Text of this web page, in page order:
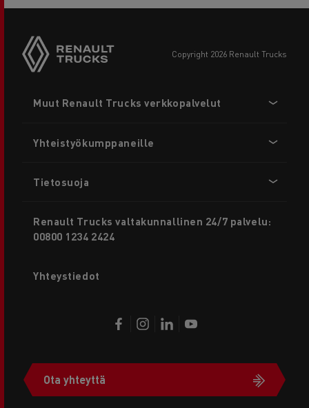
copyright 2026 Renault Trucks
menu
Muut Renault Trucks verkkopalvelut
Yhteistyökumppaneille
Tietosuoja
Renault Trucks valtakunnallinen 24/7 palvelu:
00800 1234 2424
Yhteystiedot
Ota yhteyttä